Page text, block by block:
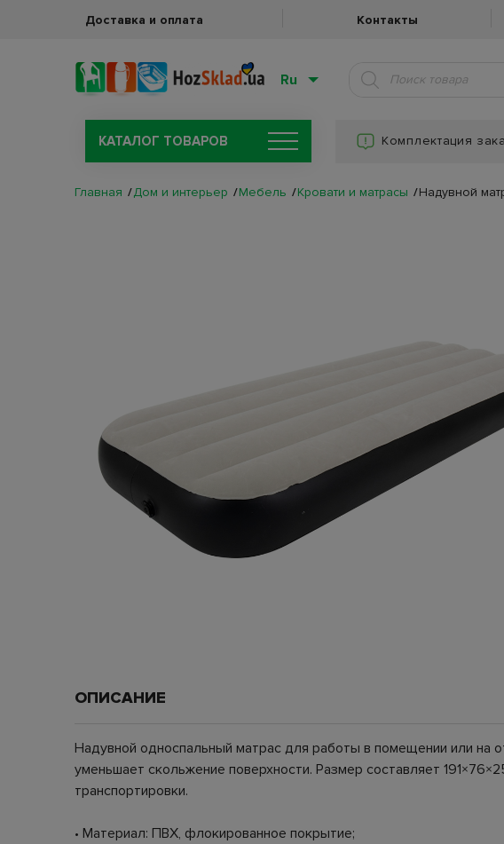
Доставка и оплата Контакты
Ru
КАТАЛОГ ТОВАРОВ Комплектация
Главная Дом и интерьер Мебель Кровати и матрасы Надувной
ОПИСАНИЕ
Надувной односпальный матрас для работы в помещении или на
уменьшает скольжение поверхности. Размер составляет
транспортировки.
• Материал: ПВХ, флокированное покрытие;